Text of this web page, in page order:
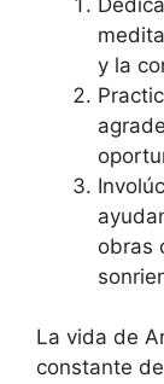
y la
obras
La vida de
constante